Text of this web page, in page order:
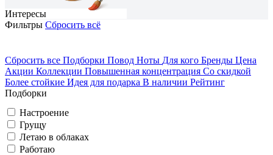
Интересы
Грущу
Романтичный
На каждый день
Вечеринка
Весна
Домосед
Путешествую
Фильтры Сбросить всё
Сбросить все Подборки Повод Ноты Для кого Бренды Цена
Акции Коллекции Повышенная концентрация Со скидкой
Более стойкие Идея для подарка В наличии Рейтинг
Подборки
Настроение
Грущу
Летаю в облаках
Работаю